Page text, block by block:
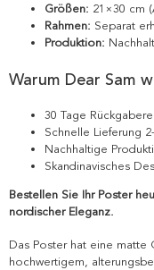
Größen: 21×30 cm
Rahmen: Separat
Produktion:
Warum Dear Sam
30 Tage
Schnelle Lieferung
Nachhaltige
Skandinavisches
Bestellen Sie Ihr Poster
nordischer Eleganz.
Das Poster hat eine matte
hochwertigem,